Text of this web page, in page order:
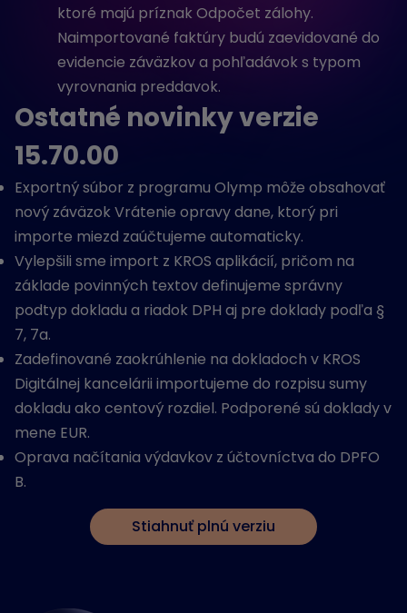
ktoré majú príznak Odpočet zálohy.
Naimportované faktúry budú zaevidované do
evidencie záväzkov a pohľadávok s typom
vyrovnania preddavok.
Ostatné novinky verzie
15.70.00
Exportný súbor z programu Olymp môže obsahovať
nový záväzok Vrátenie opravy dane, ktorý pri
importe miezd zaúčtujeme automaticky.
Vylepšili sme import z KROS aplikácií, pričom na
základe povinných textov definujeme správny
podtyp dokladu a riadok DPH aj pre doklady podľa §
7, 7a.
Zadefinované zaokrúhlenie na dokladoch v KROS
Digitálnej kancelárii importujeme do rozpisu sumy
dokladu ako centový rozdiel. Podporené sú doklady v
mene EUR.
Oprava načítania výdavkov z účtovníctva do DPFO
B.
Stiahnuť plnú verziu